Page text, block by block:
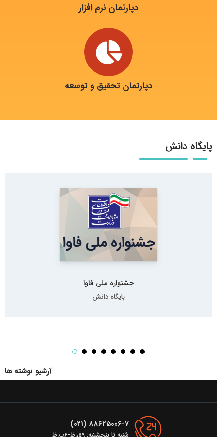
دپارتمان نرم افزار
دپارتمان تحقیق و توسعه
پایگاه دانش
جشنواره ملی فاوا
پایگاه دانش
آرشیو نوشته ها
88625006-7 (021)
شنبه تا پنجشنبه: 9ق.ظ-6ب.ظ